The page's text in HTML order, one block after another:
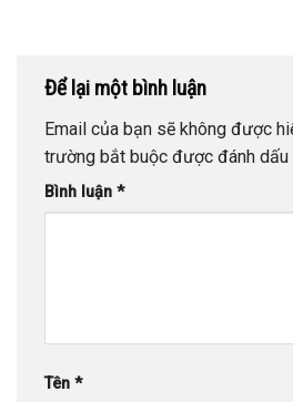
Để lại một bình luận
Email của bạn sẽ không được
trường bắt buộc được đánh dấu
Bình luận *
Tên *